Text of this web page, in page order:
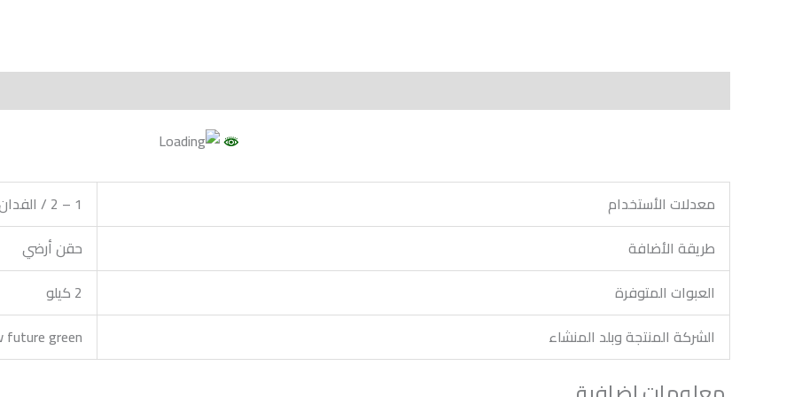
معدلات الأستخدام
1 – 2 / الفدان
طريقة الأضافة
حقن أرضي
العبوات المتوفرة
2 كيلو
الشركة المنتجة وبلد المنشاء
future green